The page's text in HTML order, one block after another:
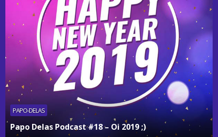
PAPO-DELAS
Papo Delas Podcast #18 – Oi 2019 ;)